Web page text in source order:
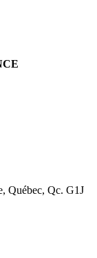
Québec, Qc. G1J